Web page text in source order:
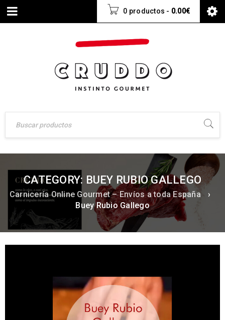
0 productos - 0.00€
CATEGORY: BUEY RUBIO GALLEGO
Carnicería Online Gourmet – Envíos a toda España
›
Buey Rubio Gallego